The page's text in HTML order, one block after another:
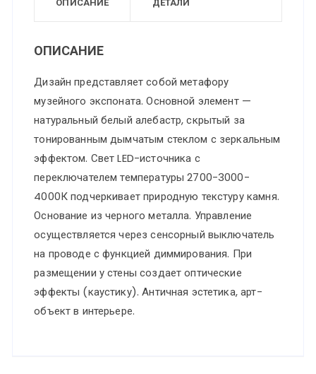
ОПИСАНИЕ
Дизайн представляет собой метафору
музейного экспоната. Основной элемент —
натуральный белый алебастр, скрытый за
тонированным дымчатым стеклом с зеркальным
эффектом. Свет LED-источника с
переключателем температуры 2700-3000-
4000К подчеркивает природную текстуру камня.
Основание из черного металла. Управление
осуществляется через сенсорный выключатель
на проводе с функцией диммирования. При
размещении у стены создает оптические
эффекты (каустику). Античная эстетика, арт-
объект в интерьере.